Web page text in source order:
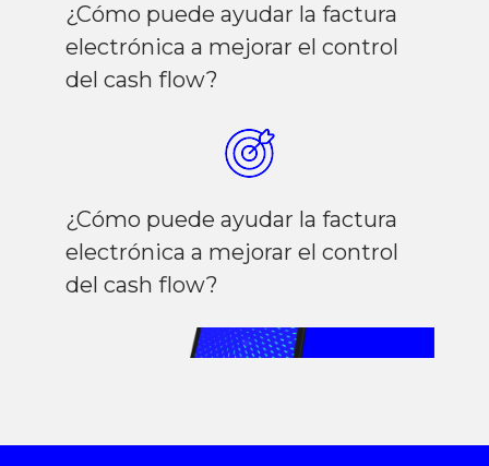
¿Cómo puede ayudar la factura
electrónica a mejorar el control
del cash flow?
¿Cómo puede ayudar la factura
electrónica a mejorar el control
del cash flow?